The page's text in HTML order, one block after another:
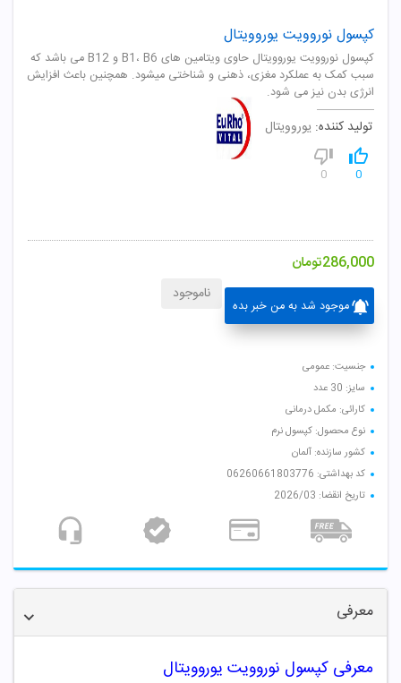
کپسول نوروویت یوروویتال
کپسول نوروویت یوروویتال حاوی ویتامین های B1، B6 و B12 می باشد که
سبب کمک به عملکرد مغزی، ذهنی و شناختی میشود. همچنین باعث افزایش
انرژی بدن نیز می شود.
تولید کننده: یوروویتال
0
0
286,000تومان
موجود شد به من خبر بده
ناموجود
جنسیت: عمومی
سایز: 30 عدد
کارائی: مکمل درمانی
نوع محصول: کپسول نرم
کشور سازنده: آلمان
کد بهداشتی: 06260661803776
تاریخ انقضا: 2026/03
معرفی
معرفی کپسول نوروویت یوروویتال